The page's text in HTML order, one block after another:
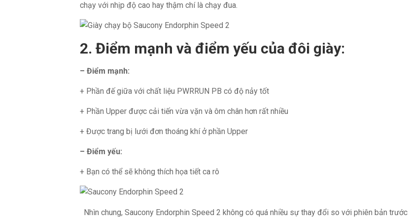
chạy với nhịp độ cao hay thậm chí là chạy đua.
2. Điểm mạnh và điểm yếu của đôi giày:
– Điểm mạnh:
+ Phần đế giữa với chất liệu PWRRUN PB có độ nảy tốt
+ Phần Upper được cải tiến vừa vặn và ôm chân hơn rất nhiều
+ Được trang bị lưới đơn thoáng khí ở phần Upper
– Điểm yếu:
+ Bạn có thể sẽ không thích họa tiết ca rô
Nhìn chung, Saucony Endorphin Speed 2 không có quá nhiều sự thay đổi so với phiên bản trước